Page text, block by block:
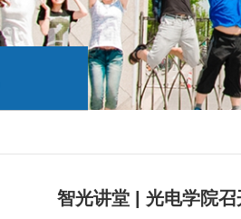
智光讲堂 | 光电学院